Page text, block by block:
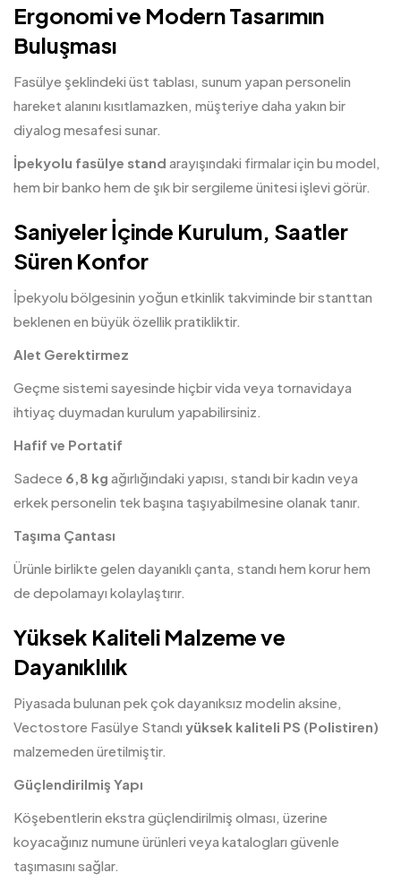
Ergonomi ve Modern Tasarımın
Buluşması
Fasülye şeklindeki üst tablası, sunum yapan personelin
hareket alanını kısıtlamazken, müşteriye daha yakın bir
diyalog mesafesi sunar.
İpekyolu fasülye stand arayışındaki firmalar için bu model,
hem bir banko hem de şık bir sergileme ünitesi işlevi görür.
Saniyeler İçinde Kurulum, Saatler
Süren Konfor
İpekyolu bölgesinin yoğun etkinlik takviminde bir stanttan
beklenen en büyük özellik pratikliktir.
Alet Gerektirmez
Geçme sistemi sayesinde hiçbir vida veya tornavidaya
ihtiyaç duymadan kurulum yapabilirsiniz.
Hafif ve Portatif
Sadece 6,8 kg ağırlığındaki yapısı, standı bir kadın veya
erkek personelin tek başına taşıyabilmesine olanak tanır.
Taşıma Çantası
Ürünle birlikte gelen dayanıklı çanta, standı hem korur hem
de depolamayı kolaylaştırır.
Yüksek Kaliteli Malzeme ve
Dayanıklılık
Piyasada bulunan pek çok dayanıksız modelin aksine,
Vectostore Fasülye Standı yüksek kaliteli PS (Polistiren)
malzemeden üretilmiştir.
Güçlendirilmiş Yapı
Köşebentlerin ekstra güçlendirilmiş olması, üzerine
koyacağınız numune ürünleri veya katalogları güvenle
taşımasını sağlar.